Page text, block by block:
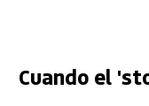
Cuando el